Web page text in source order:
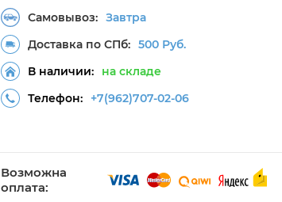
Самовывоз: Завтра
Доставка по СПб: 500 Руб.
В наличии:
на складе
Телефон:
+7(962)707-02-06
Возможна
оплата: